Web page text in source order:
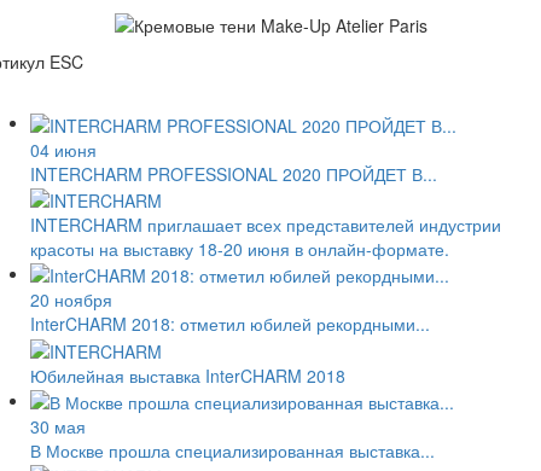
ESC
04 июня
INTERCHARM PROFESSIONAL 2020 ПРОЙДЕТ В...
INTERCHARM приглашает всех представителей индустрии
красоты на выставку 18-20 июня в онлайн-формате.
20 ноября
InterCHARM 2018: отметил юбилей рекордными...
Юбилейная выставка InterCHARM 2018
30 мая
В Москве прошла специализированная выставка...